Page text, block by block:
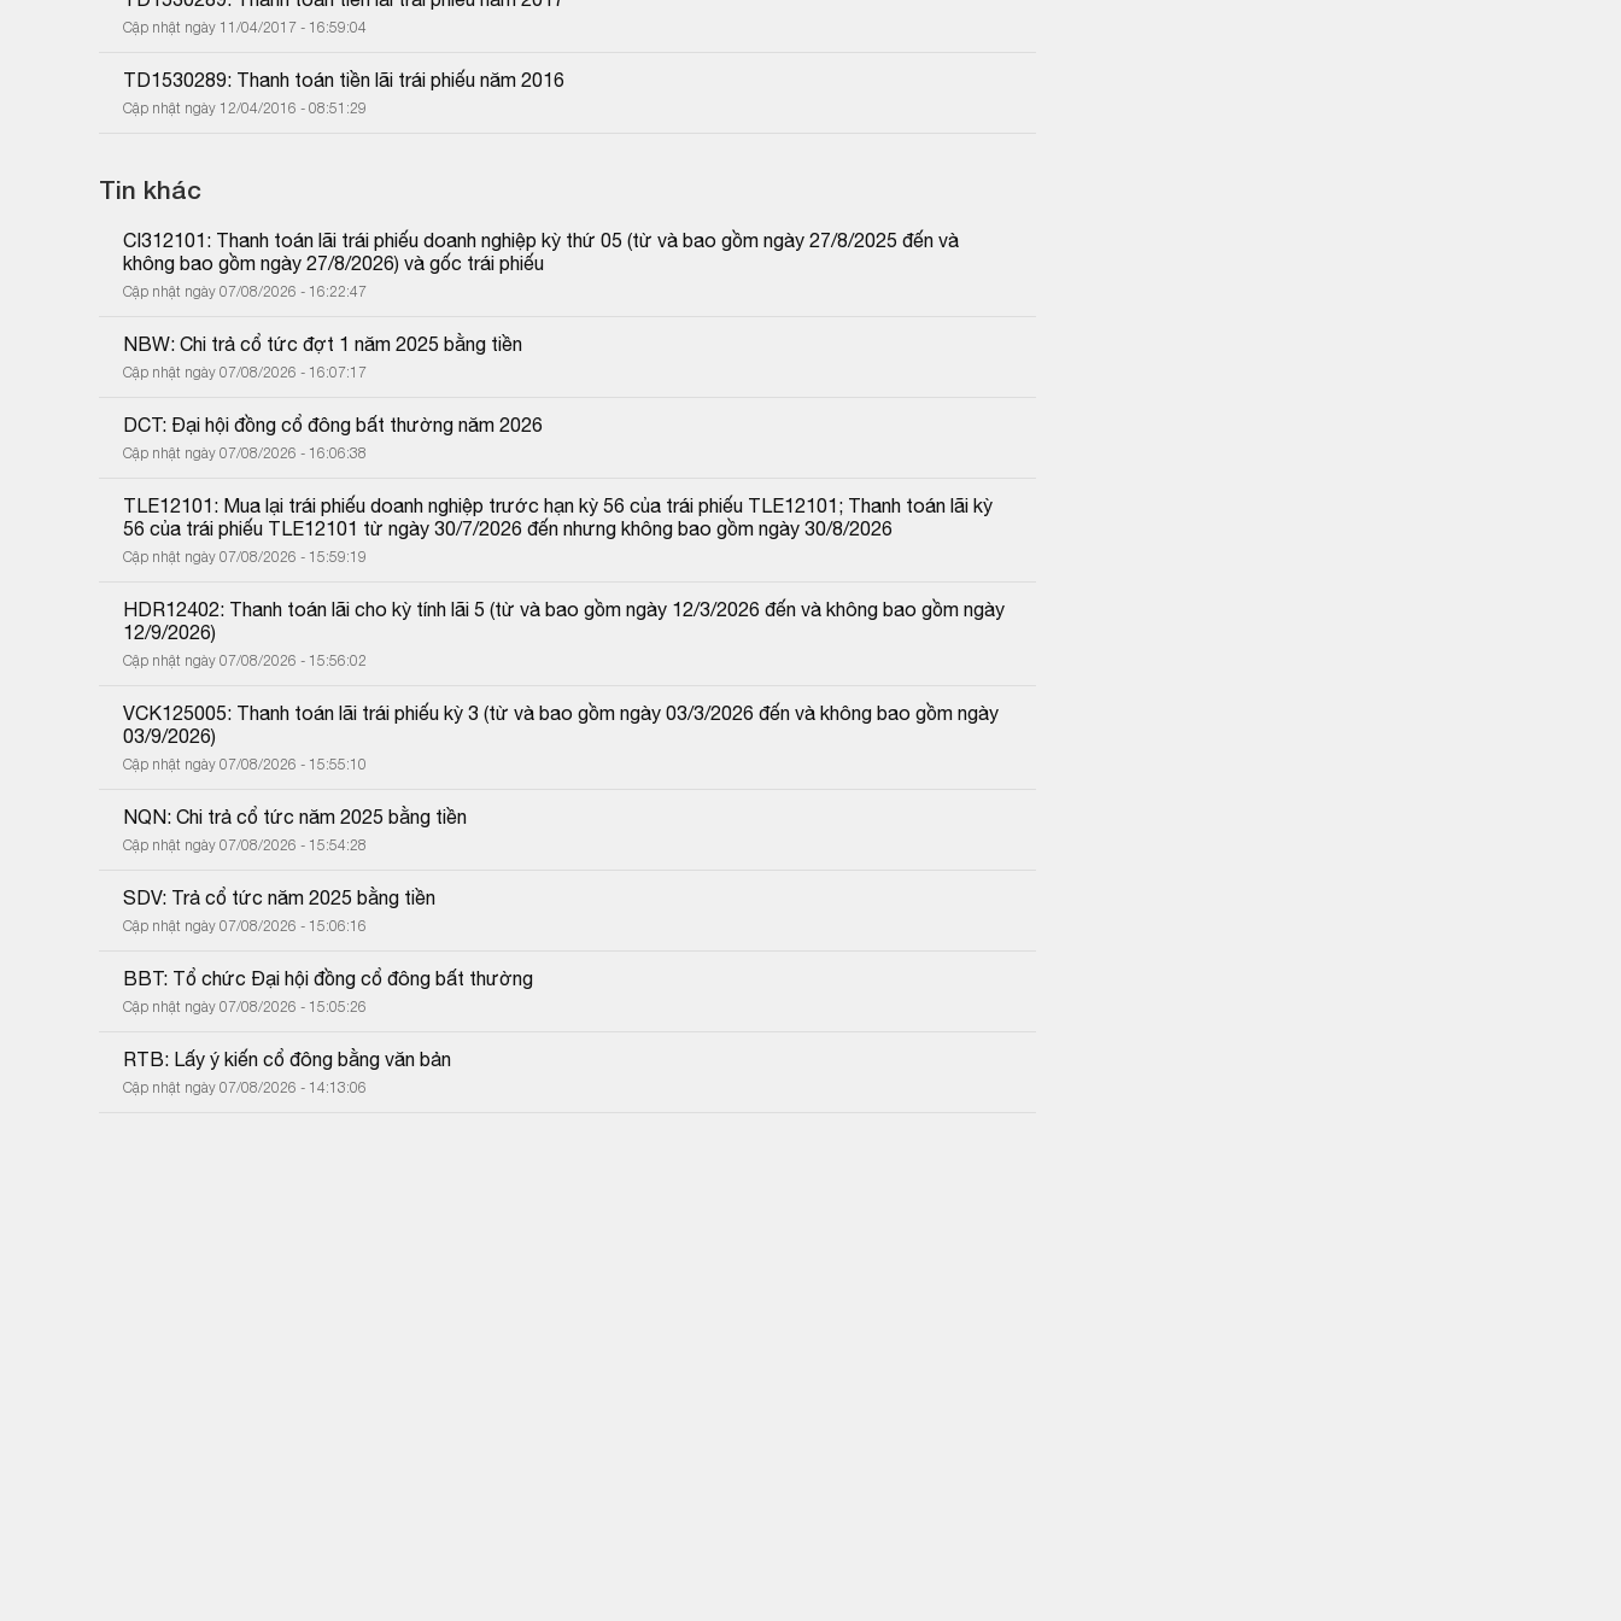
Cập nhật ngày 11/04/2017 - 16:59:04
TD1530289: Thanh toán tiền lãi trái phiếu năm 2016
Cập nhật ngày 12/04/2016 - 08:51:29
Tin khác
CI312101: Thanh toán lãi trái phiếu doanh nghiệp kỳ thứ 05 (từ và bao gồm ngày 27/8/2025 đến và
không bao gồm ngày 27/8/2026) và gốc trái phiếu
Cập nhật ngày 07/08/2026 - 16:22:47
NBW: Chi trả cổ tức đợt 1 năm 2025 bằng tiền
Cập nhật ngày 07/08/2026 - 16:07:17
DCT: Đại hội đồng cổ đông bất thường năm 2026
Cập nhật ngày 07/08/2026 - 16:06:38
TLE12101: Mua lại trái phiếu doanh nghiệp trước hạn kỳ 56 của trái phiếu TLE12101; Thanh toán lãi kỳ
56 của trái phiếu TLE12101 từ ngày 30/7/2026 đến nhưng không bao gồm ngày 30/8/2026
Cập nhật ngày 07/08/2026 - 15:59:19
HDR12402: Thanh toán lãi cho kỳ tính lãi 5 (từ và bao gồm ngày 12/3/2026 đến và không bao gồm ngày
12/9/2026)
Cập nhật ngày 07/08/2026 - 15:56:02
VCK125005: Thanh toán lãi trái phiếu kỳ 3 (từ và bao gồm ngày 03/3/2026 đến và không bao gồm ngày
03/9/2026)
Cập nhật ngày 07/08/2026 - 15:55:10
NQN: Chi trả cổ tức năm 2025 bằng tiền
Cập nhật ngày 07/08/2026 - 15:54:28
SDV: Trả cổ tức năm 2025 bằng tiền
Cập nhật ngày 07/08/2026 - 15:06:16
BBT: Tổ chức Đại hội đồng cổ đông bất thường
Cập nhật ngày 07/08/2026 - 15:05:26
RTB: Lấy ý kiến cổ đông bằng văn bản
Cập nhật ngày 07/08/2026 - 14:13:06